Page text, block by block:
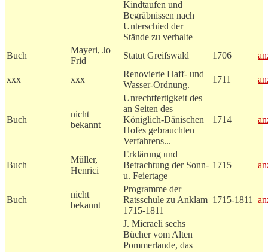
Kindtaufen und
Begräbnissen nach
Unterschied der
Stände zu verhalte
Buch
Mayeri, Jo
Frid
Statut Greifswald 1706
xxx xxx
Renovierte Haff- und
Wasser-Ordnung.
1711
Buch
nicht
bekannt
Unrechtfertigkeit des
an Seiten des
Königlich-Dänischen
Hofes gebrauchten
Verfahrens...
1714
Buch
Müller,
Henrici
Erklärung und
Betrachtung der Sonn-
u. Feiertage
1715
Buch
nicht
bekannt
Programme der
Ratsschule zu Anklam
1715-1811
1715-1811
J. Micraeli sechs
Bücher vom Alten
Pommerlande, das